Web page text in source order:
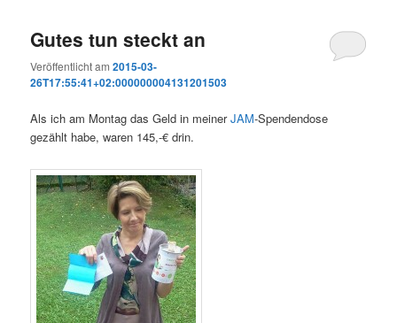
Gutes tun steckt an
Veröffentlicht am2015-03-
26T17:55:41+02:000000004131201503
Als ich am Montag das Geld in meinerJAM-Spendendose
gezählt habe, waren 145,-€ drin.